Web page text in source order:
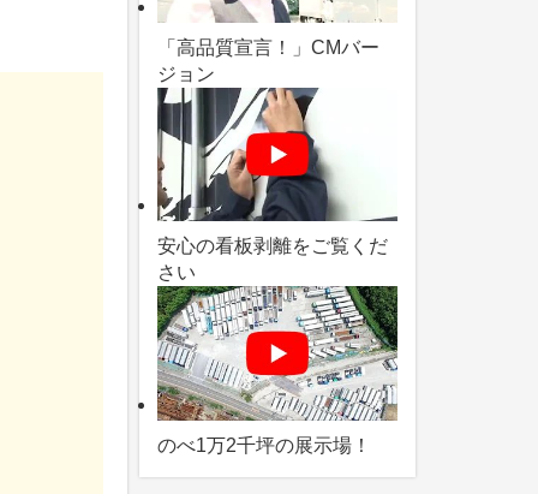
「高品質宣言！」CMバー
ジョン
安心の看板剥離をご覧くだ
さい
のべ1万2千坪の展示場！